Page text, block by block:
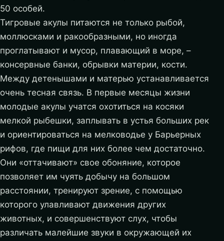
50 особей.
Тигровые акулы питаются не только рыбой,
моллюсками и ракообразными, но иногда
проглатывают и мусор, плавающий в море, –
консервные банки, обрывки материи, кости.
Между детенышами и матерью устанавливается
очень тесная связь. В первые месяцы жизни
молодые акулы учатся охотиться на косяки
мелкой рыбешки, заплывать в устья больших рек
и ориентироваться на мелководье у Барьерных
рифов, где пищи для них более чем достаточно.
Они «оттачивают» свое обоняние, которое
позволяет им чуять добычу на большом
расстоянии, тренируют зрение, с помощью
которого улавливают движения других
животных, и совершенствуют слух, чтобы
различать малейшие звуки в окружающей их